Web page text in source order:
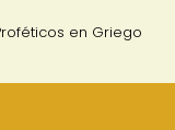
en Griego